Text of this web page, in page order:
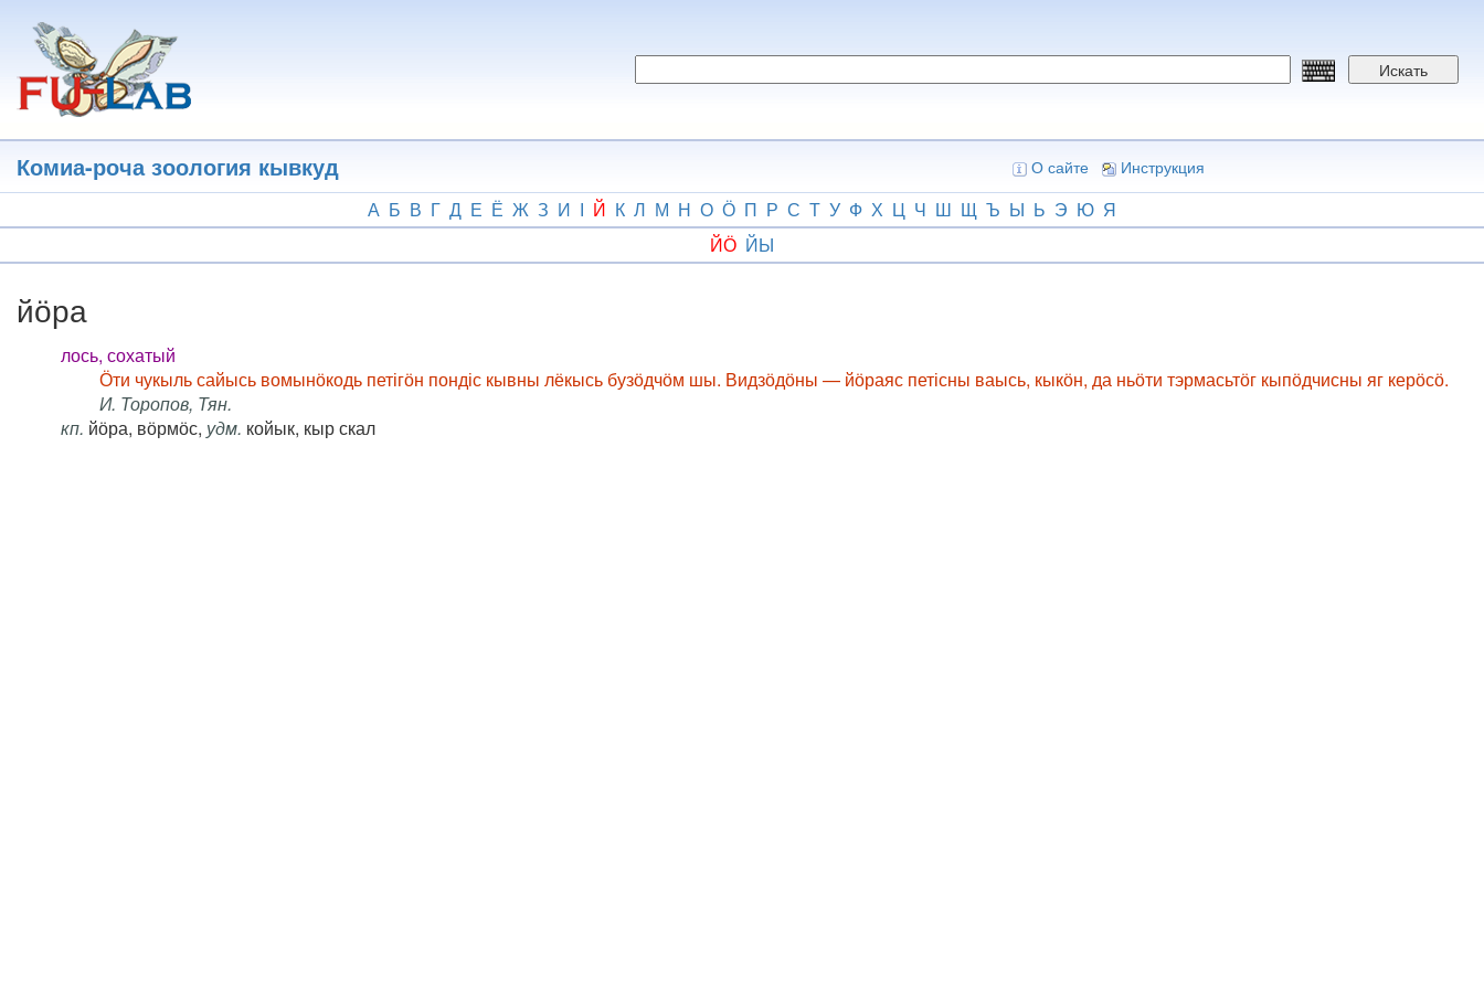
основному
содержанию
Искать
Комиа-роча зоология кывкуд О сайте Инструкция
А Б В Г Д Е Ё Ж З И І Й К Л М Н О Ӧ П Р С Т У Ф Х Ц Ч Ш Щ Ъ Ы Ь Э Ю Я
ЙӦ ЙЫ
йӧра
лось, сохатый
Ӧти чукыль сайысь вомынӧкодь петігӧн пондіс кывны лёкысь бузӧдчӧм шы. Видзӧдӧны — йӧраяс петісны ваысь, кыкӧн, да ньӧти тэрмасьтӧг кыпӧдчисны яг керӧсӧ.
И. Торопов, Тян.
кп. йӧра, вӧрмӧс, удм. койык, кыр скал